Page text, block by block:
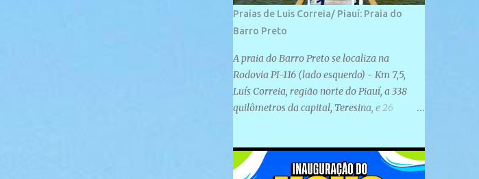
Praias de Luis Correia/ Piauí: Praia do
Barro Preto
A praia do Barro Preto se localiza na
Rodovia PI-116 (lado esquerdo) - Km 7,5,
Luís Correia, região norte do Piauí, a 338
quilômetros da capital, Teresina, e 26
plana e retilínea na maior parte de sua
extensão, chegando a mais ou menos a 1,5